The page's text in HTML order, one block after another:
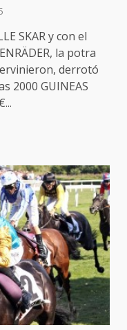
SKAR y con el
la potra
derrotó
2000 GUINEAS